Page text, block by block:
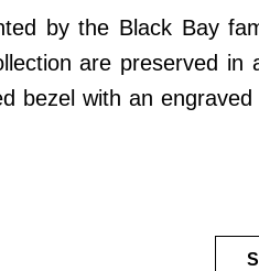
by the Black Bay
are preserved in
bezel with an